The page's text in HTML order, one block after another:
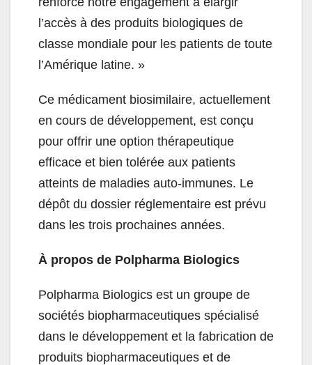
l’accès à des produits biologiques de
classe mondiale pour les patients de toute
l’Amérique latine. »
Ce médicament biosimilaire, actuellement
en cours de développement, est conçu
pour offrir une option thérapeutique
efficace et bien tolérée aux patients
atteints de maladies auto-immunes. Le
dépôt du dossier réglementaire est prévu
dans les trois prochaines années.
À propos de Polpharma Biologics
Polpharma Biologics est un groupe de
sociétés biopharmaceutiques spécialisé
dans le développement et la fabrication de
produits biopharmaceutiques et de